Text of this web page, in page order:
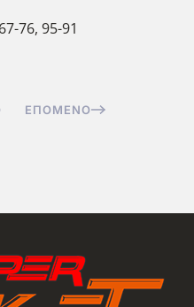
76, 95-91
ΕΠΌΜΕΝΟ